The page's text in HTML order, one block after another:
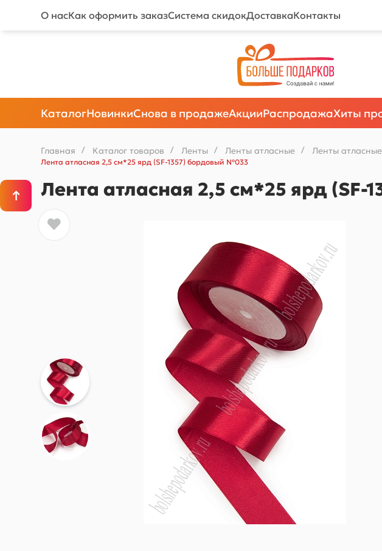
О насКак оформить заказСистема скидокДоставкаКонтакты
КаталогНовинкиСнова в продажеАкцииРаспродажаХиты
Главная / Каталог товаров / Ленты / Ленты атласные / Ленты
Лента атласная 2,5 см*25 ярд (SF-1357) бордовый №033
Лента атласная 2,5 см*25 ярд